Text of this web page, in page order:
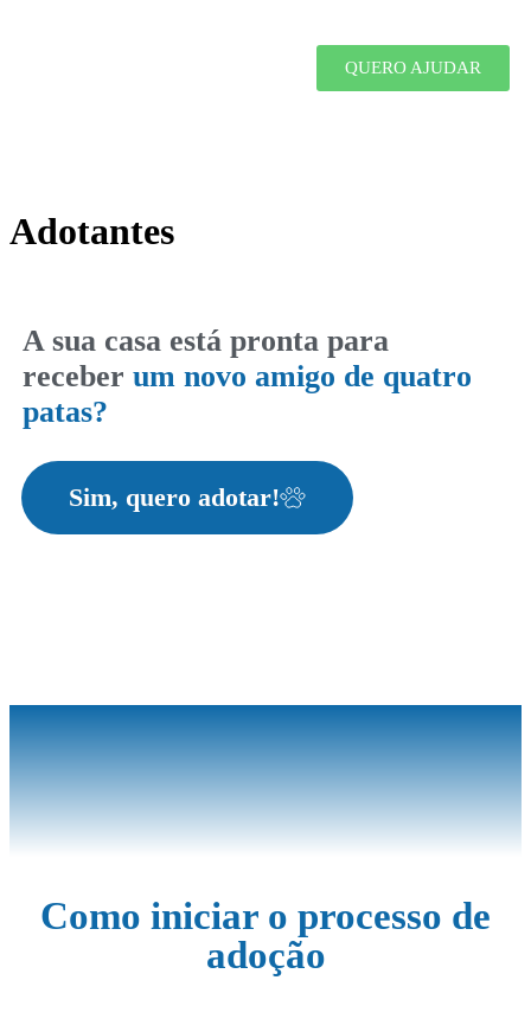
QUERO AJUDAR
Adotantes
A sua casa está pronta para
receber um novo amigo de quatro
patas?
Sim, quero adotar!
Como iniciar o processo de
adoção